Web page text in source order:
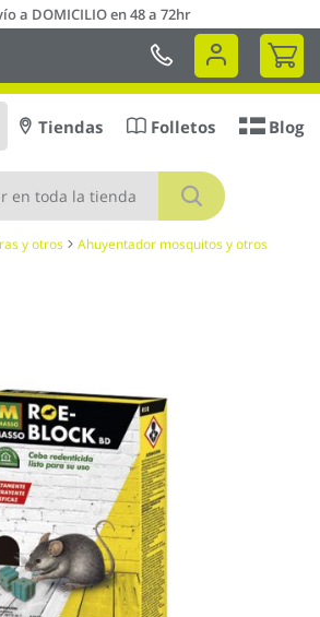
a DOMICILIO en 48 a 72hr
Mi
Buscar
Tiendas Folletos Blog
y otros Ahuyentador mosquitos y otros